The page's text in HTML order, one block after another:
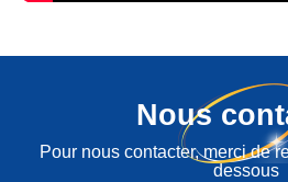
Nous
Pour nous contacter, merci de
dessous